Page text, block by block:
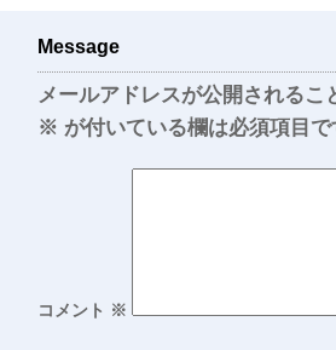
Message
メールアドレスが公開されるこ
※ が付いている欄は必須項目で
コメント ※